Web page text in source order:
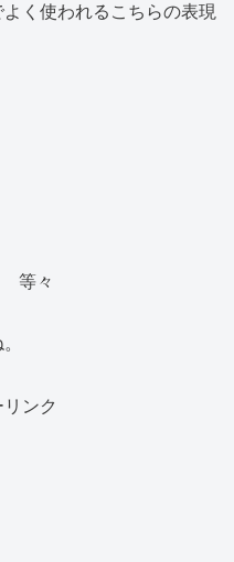
く使われるこちらの表現
等々
ンク